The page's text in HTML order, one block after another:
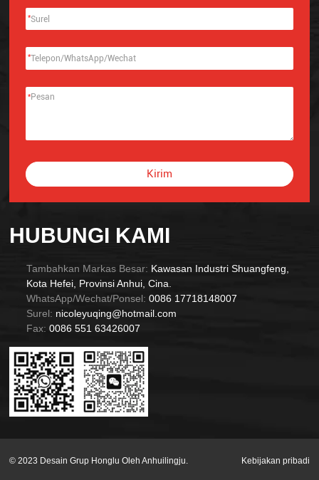
HUBUNGI KAMI
Tambahkan Markas Besar: Kawasan Industri Shuangfeng,
Kota Hefei, Provinsi Anhui, Cina.
WhatsApp/Wechat/Ponsel: 0086 17718148007
Surel: nicoleyuqing@hotmail.com
Fax: 0086 551 63426007
*
*
*
Kirim
© 2023 Desain Grup Honglu Oleh Anhuilingju. Kebijakan pribadi